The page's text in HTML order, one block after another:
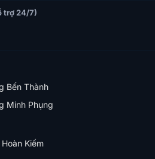
trợ 24/7)
Bến Thành
Minh Phụng
Kiếm